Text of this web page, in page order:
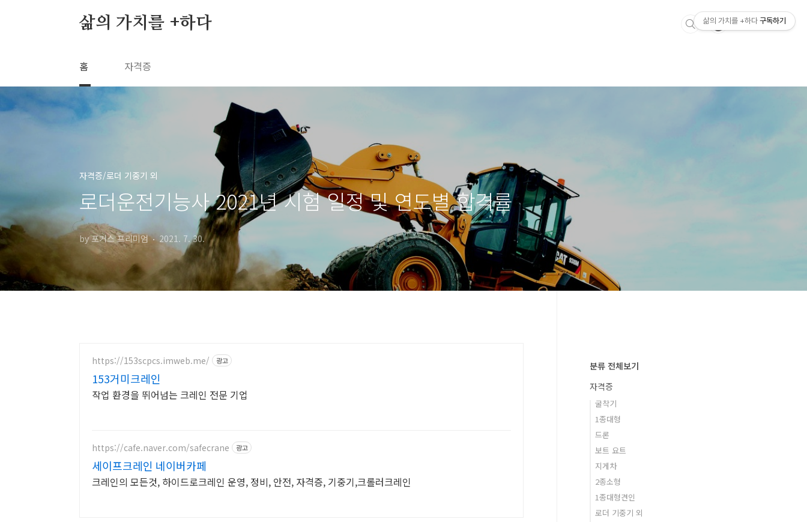
삶의 가치를 +하다
홈 자격증
자격증/로더 기중기 외
로더운전기능사 2021년 시험 일정 및 연도별 합격률
by 포커스 프리미엄 2021. 7. 30.
https://153scpcs.imweb.me/ 광고
153거미크레인
작업 환경을 뛰어넘는 크레인 전문 기업
https://cafe.naver.com/safecrane 광고
세이프크레인 네이버카페
크레인의 모든것, 하이드로크레인 운영, 정비, 안전, 자격증, 기중기,크롤러크레인
분류 전체보기
자격증
굴착기
1종대형
드론
보트 요트
지게차
2종소형
1종대형견인
로더 기중기 외
삶의 가치를 +하다 구독하기